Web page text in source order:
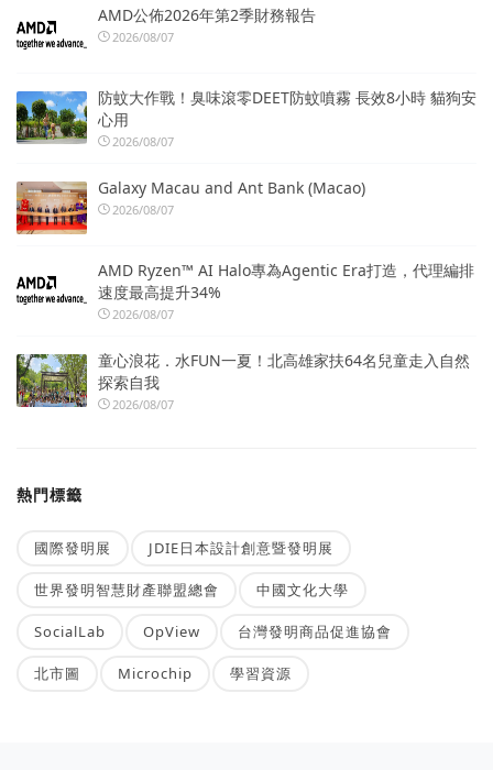
AMD公佈2026年第2季財務報告
2026/08/07
防蚊大作戰！臭味滾零DEET防蚊噴霧 長效8小時 貓狗安
心用
2026/08/07
Galaxy Macau and Ant Bank (Macao)
2026/08/07
AMD Ryzen™ AI Halo專為Agentic Era打造，代理編排
速度最高提升34%
2026/08/07
童心浪花．水FUN一夏！北高雄家扶64名兒童走入自然
探索自我
2026/08/07
熱門標籤
國際發明展 JDIE日本設計創意暨發明展
世界發明智慧財產聯盟總會 中國文化大學
SocialLab OpView 台灣發明商品促進協會
北市圖 Microchip 學習資源